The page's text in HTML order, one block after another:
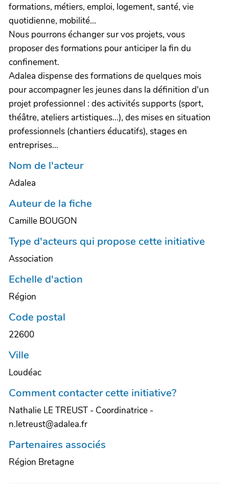
formations, métiers, emploi, logement, santé, vie
quotidienne, mobilité...
Nous pourrons échanger sur vos projets, vous
proposer des formations pour anticiper la fin du
confinement.
Adalea dispense des formations de quelques mois
pour accompagner les jeunes dans la définition d'un
projet professionnel : des activités supports (sport,
théâtre, ateliers artistiques...), des mises en situation
professionnels (chantiers éducatifs), stages en
entreprises...
Nom de l'acteur
Adalea
Auteur de la fiche
Camille BOUGON
Type d'acteurs qui propose cette initiative
Association
Echelle d'action
Région
Code postal
22600
Ville
Loudéac
Comment contacter cette initiative?
Nathalie LE TREUST - Coordinatrice -
n.letreust@adalea.fr
Partenaires associés
Région Bretagne